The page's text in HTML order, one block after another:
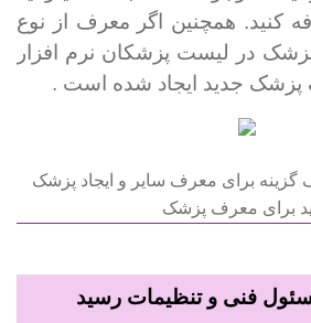
کنید. همچنین اگر معرف از نوع
در لیست پزشکان نرم افزار
پزشک جدید ایجاد شده است .
4-تعریف گزینه برای معرف سایر و ایجاد پزشک
برای معرف پزشک
فنی و تنظیمات رسید